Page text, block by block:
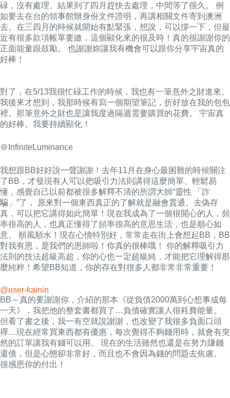
碌，沒有處理。結果到了四月趕快去處理，中間等了很久。 例
如要去在台的領事館辦身份文件證明，再講相關文件寄到澳洲
去。在三四月的時候就開始有點緊張，想說，可以撐一下，但最
近有很多款項帳單要繳，這個顯化來的很及時！真的很謝謝你的
正面能量跟鼓勵。 也謝謝妳讓我有機會可以跟你分享宇宙真的
好棒！
對了，在5/13我很忙碌工作的時候，我也有一筆意外之財進來。
我後來才想到，我那時候有寫一個期望筆記，折好放在我的包包
裡。那筆意外之財也是讓我度過隔週需要購買的花費。 宇宙真
的好棒。我要持續顯化！
＠InfiniteLuminance
我想跟BB好好說一聲謝謝！去年11月在身心最困難的時候關注
了BB，才發現有人可以把吸引力法則講得這麼簡單、輕鬆易
懂 ， 感覺自己以前都被很多解釋不清的所謂大師“靈性 「詐
騙」”了， 原來對一個東西真正的了解就是融會貫通、去偽存
真，可以把它講得如此簡單！現在我成為了一個很開心的人，頻
率很高的人，也真正懂得了頻率很高的意思生活，也是順心如
意、 順風順水！現在心情特別好，常常走在街上會想起BB，BB
對我有恩，是我們的恩師啦！你真的很棒哦！ 你的解釋吸引力
法則的技法超級高超，你的心也一定超級純，才能把它理解得那
麼純粹！希望BB知道，你的存在對很多人都非常非常重要！
@user-kainin
BB～真的要謝謝你，介紹的那本《從負債2000萬到心想事成每
一天》，我把他的整套書都買了…負債確實讓人很耗費能量。
但看了書之後，我一有空就說謝謝，也改變了我很多負面口頭
禪…現在經常買東西都有優惠，每次覺得不夠錢用時，就會有突
然的訂單讓我有錢可以用。 現在的生活雖然也還是在努力賺錢
還債，但是心態卻非常好，而且也不會因為錢的問題去焦慮。
很感恩你的付出！